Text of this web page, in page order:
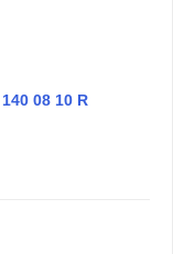
08 10 R